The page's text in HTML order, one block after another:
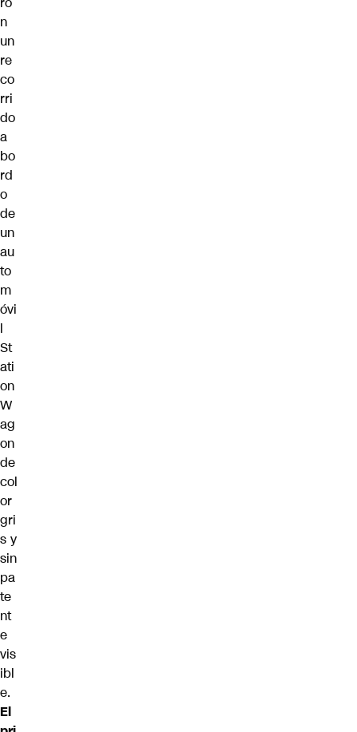
n
un
re
co
rri
do
a
bo
rd
o
de
un
au
to
m
óvi
l
St
ati
on
W
ag
on
de
col
or
gri
s y
sin
pa
te
nt
e
vis
ibl
e.
El